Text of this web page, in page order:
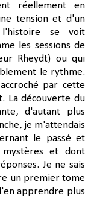
réellement en
tension et d'un
se voit
les sessions de
Rheydt) ou qui
le rythme.
par cette
La découverte du
d'autant plus
je m'attendais
le passé et
et dont
Je ne sais
un premier tome
apprendre plus